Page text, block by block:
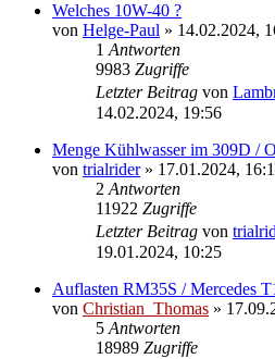
Welches 10W-40 ?
von Helge-Paul » 14.02.2024,
1Antworten
9983 Zugriffe
Letzter Beitrag von
14.02.2024, 19:56
Menge Kühlwasser im 309D /
von trialrider» 17.01.2024,
2Antworten
11922 Zugriffe
Letzter Beitrag von
19.01.2024, 10:25
Auflasten RM35S / Mercedes
von Christian_Thomas »
5Antworten
18989 Zugriffe